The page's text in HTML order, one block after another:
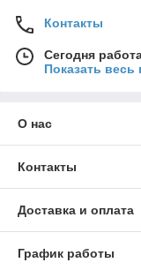
Контакты
Сегодня
Показать
О нас
Контакты
Доставка и оплата
График работы